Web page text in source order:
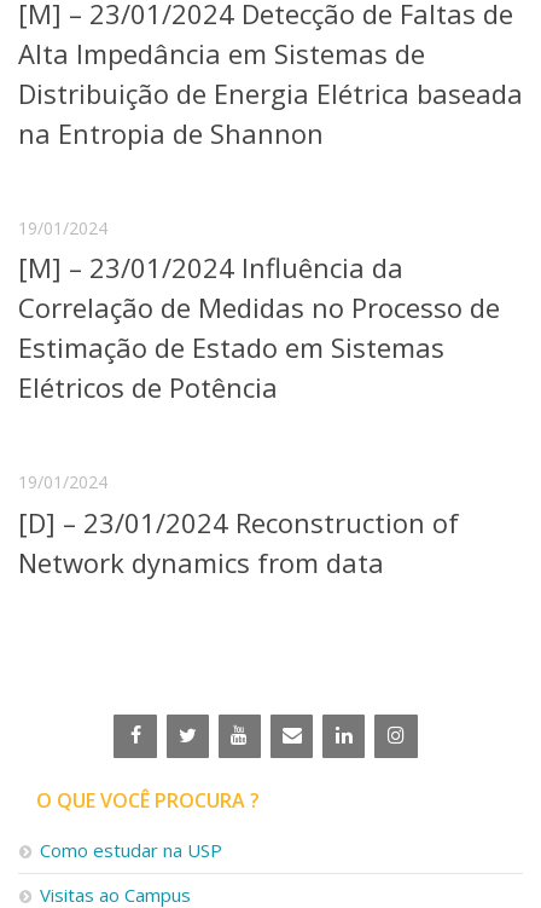
Telefones e Mapas
Pessoas
Graduação
Pós-Graduação
Pesquisa e Inovação
Linhas de Pesquisa
Centros, Núcleos e Projetos em Rede
Pós-doutorado
Iniciação Científica
Transferência de Tecnologia
Empresas Juniores
Artes, Cultura e Esportes
Serviços
Bibliotecas
Comunicação
Assessorias e Mídias
Jornal da USP
Defesa de Teses
[M] – 23/01/2024 Detecção de Faltas de
Alta Impedância em Sistemas de
Distribuição de Energia Elétrica baseada
na Entropia de Shannon
19/01/2024
[M] – 23/01/2024 Influência da
Correlação de Medidas no Processo de
Estimação de Estado em Sistemas
Elétricos de Potência
19/01/2024
[D] – 23/01/2024 Reconstruction of
Network dynamics from data
O QUE VOCÊ PROCURA ?
Como estudar na USP
Visitas ao Campus